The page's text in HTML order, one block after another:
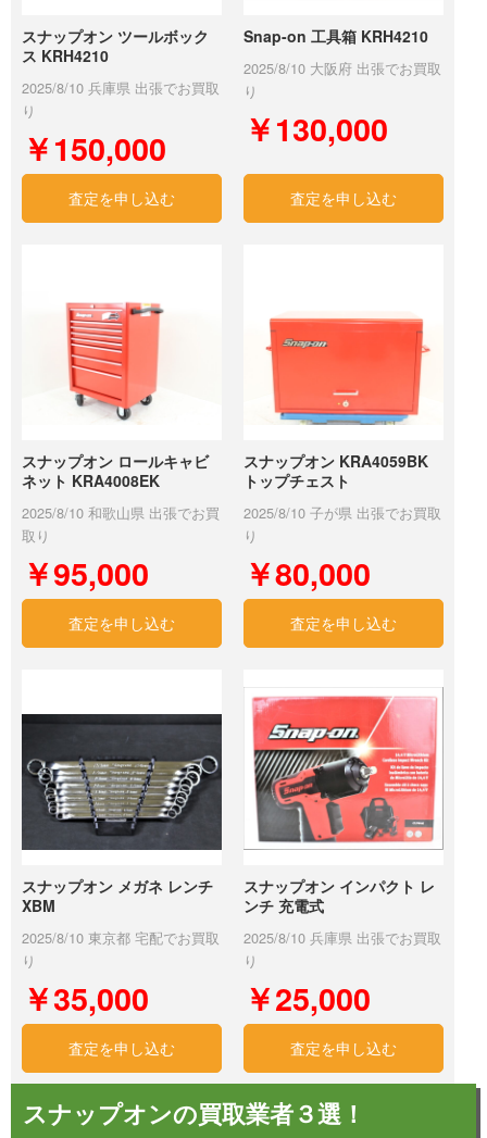
スナップオン ツールボック
ス KRH4210
2025/8/10 兵庫県 出張でお買取
り
￥150,000
査定を申し込む
Snap-on 工具箱 KRH4210
2025/8/10 大阪府 出張でお買取
り
￥130,000
査定を申し込む
スナップオン ロールキャビ
ネット KRA4008EK
2025/8/10 和歌山県 出張でお買
取り
￥95,000
査定を申し込む
スナップオン KRA4059BK
トップチェスト
2025/8/10 子が県 出張でお買取
り
￥80,000
査定を申し込む
スナップオン メガネ レンチ
XBM
2025/8/10 東京都 宅配でお買取
り
￥35,000
査定を申し込む
スナップオン インパクト レ
ンチ 充電式
2025/8/10 兵庫県 出張でお買取
り
￥25,000
査定を申し込む
スナップオンの買取業者３選！